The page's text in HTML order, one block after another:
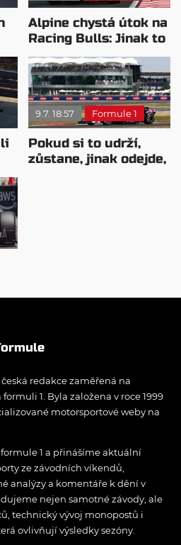
Alpine chystá útok na
Racing Bulls: Jinak to
bude kritické
9.7. 18:57 Formule 1
Pokud si to udrží,
zůstane, jinak odejde,
redakce zaměřená na
1. Byla založena v roce 1999
motorsportové weby na
1 a přinášíme aktuální
ze závodních víkendů,
analýzy a komentáře k dění v
nejen samotné závody, ale
technický vývoj monopostů i
ovlivňují výsledky sezóny.